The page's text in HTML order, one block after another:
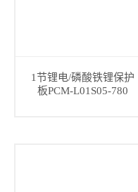
1节锂电/磷酸铁锂保护
板PCM-L01S05-780